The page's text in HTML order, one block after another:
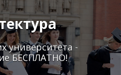
университета -
БЕСПЛАТНО!